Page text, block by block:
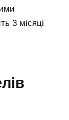
3 місяці